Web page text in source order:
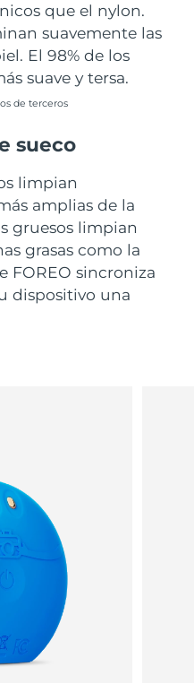
que el nylon.
suavemente las
El 98% de los
suave y tersa.
de terceros
sueco
limpian
amplias de la
gruesos limpian
grasas como la
FOREO sincroniza
dispositivo una